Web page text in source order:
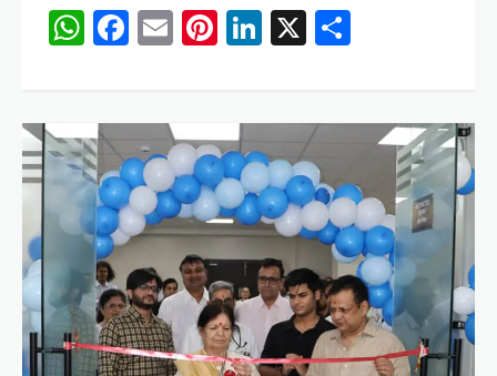
WhatsApp
Facebook
EmailPinterest
LinkedIn
X